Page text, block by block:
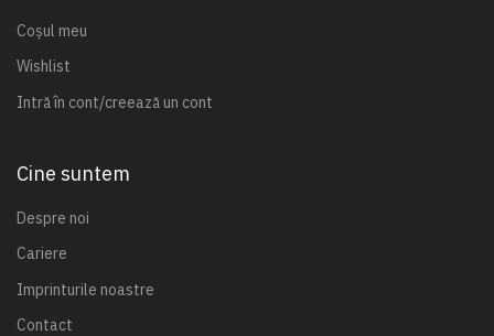
Coșul meu
Wishlist
Intră în cont/creează un cont
Cine suntem
Despre noi
Cariere
Imprinturile noastre
Contact